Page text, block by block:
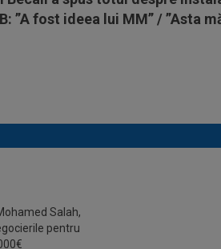
”A fost ideea lui MM” / ”Asta
Salah,
pentru